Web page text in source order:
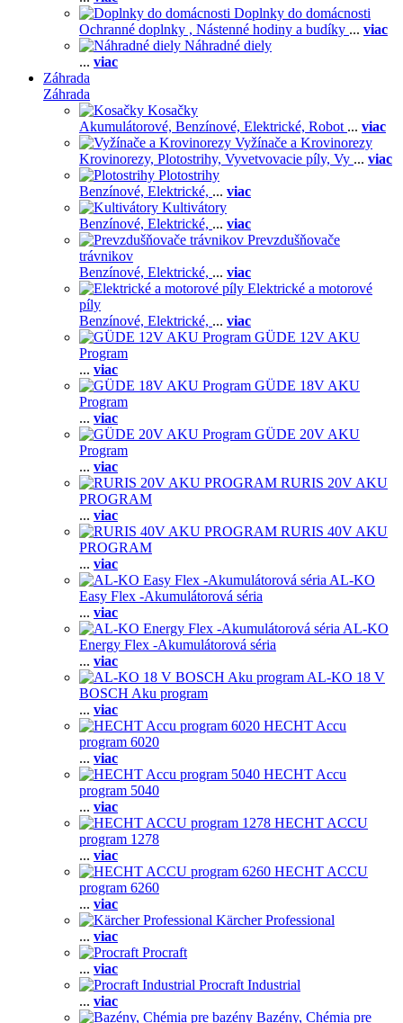
Doplnky do domácnosti
Ochranné doplnky , Nástenné hodiny a budíky ... viac
Náhradné diely
... viac
Záhrada
Záhrada
Kosačky
Akumulátorové, Benzínové, Elektrické, Robot ... viac
Vyžínače a Krovinorezy
Krovinorezy, Plotostrihy, Vyvetvovacie píly, Vy ... viac
Plotostrihy
Benzínové, Elektrické, ... viac
Kultivátory
Benzínové, Elektrické, ... viac
Prevzdušňovače
trávnikov
Benzínové, Elektrické, ... viac
Elektrické a motorové
píly
Benzínové, Elektrické, ... viac
GÜDE 12V AKU
Program
... viac
GÜDE 18V AKU
Program
... viac
GÜDE 20V AKU
Program
... viac
RURIS 20V AKU
PROGRAM
... viac
RURIS 40V AKU
PROGRAM
... viac
AL-KO
Easy Flex -Akumulátorová séria
... viac
AL-KO
Energy Flex -Akumulátorová séria
... viac
AL-KO 18 V
BOSCH Aku program
... viac
HECHT Accu
program 6020
... viac
HECHT Accu
program 5040
... viac
HECHT ACCU
program 1278
... viac
HECHT ACCU
program 6260
... viac
Kärcher Professional
... viac
Procraft
... viac
Procraft Industrial
... viac
Bazény, Chémia pre